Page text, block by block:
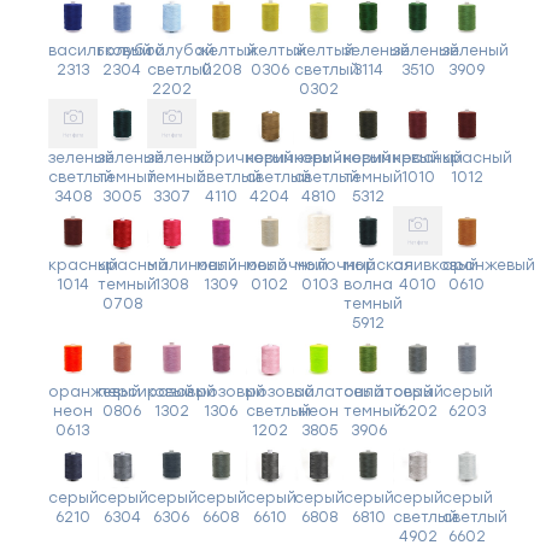
васильковый
2313
голубой
2304
голубой
светлый
2202
желтый
0208
желтый
0306
желтый
светлый
0302
зеленый
3114
зеленый
3510
зеленый
3909
зеленый
светлый
3408
зеленый
темный
3005
зеленый
темный
3307
коричневый
светлый
4110
коричневый
светлый
4204
коричневый
светлый
4810
коричневый
темный
5312
красный
1010
красный
1012
красный
1014
красный
темный
0708
малиновый
1308
малиновый
1309
молочный
0102
молочный
0103
морская
волна
темный
5912
оливковый
4010
оранжевый
0610
оранжевый
неон
0613
персиковый
0806
розовый
1302
розовый
1306
розовый
светлый
1202
салатовый
неон
3805
салатовый
темный
3906
серый
6202
серый
6203
серый
6210
серый
6304
серый
6306
серый
6608
серый
6610
серый
6808
серый
6810
серый
светлый
4902
серый
светлый
6602